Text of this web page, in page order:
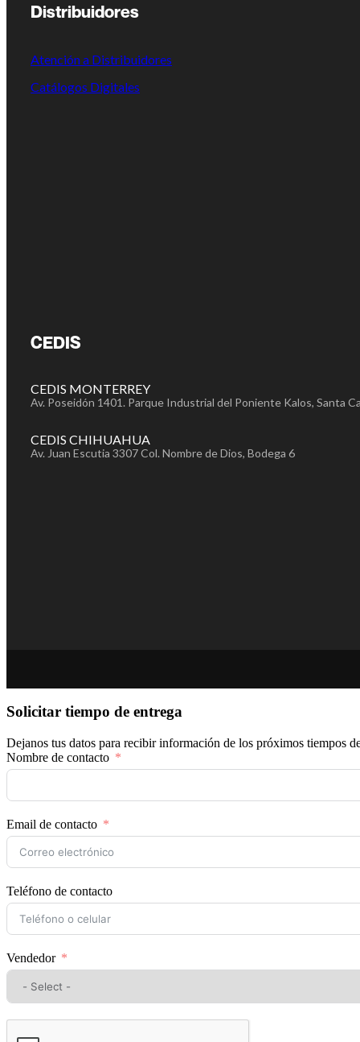
Distribuidores
Atención a Distribuidores
Catálogos Digitales
CEDIS
CEDIS MONTERREY
Av. Poseidón 1401. Parque Industrial del Poniente Kalos, Santa
CEDIS CHIHUAHUA
Av. Juan Escutia 3307 Col. Nombre de Dios, Bodega 6
Solicitar tiempo de entrega
Dejanos tus datos para recibir información de los próximos tiempos
Nombre de contacto
Email de contacto
Teléfono de contacto
Vendedor